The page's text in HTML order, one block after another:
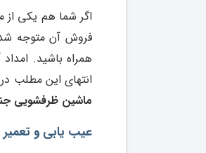
اگر شما هم یکی از
فروش آن متوجه
همراه باشید.
انتهای این مطلب
ماشین ظرفشویی
عیب یابی و تعمیر